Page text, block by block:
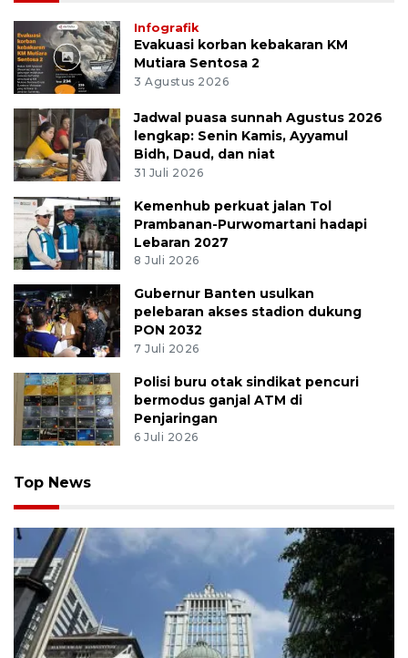
Infografik
Evakuasi korban kebakaran KM
Mutiara Sentosa 2
3 Agustus 2026
Jadwal puasa sunnah Agustus 2026
lengkap: Senin Kamis, Ayyamul
Bidh, Daud, dan niat
31 Juli 2026
Kemenhub perkuat jalan Tol
Prambanan-Purwomartani hadapi
Lebaran 2027
8 Juli 2026
Gubernur Banten usulkan
pelebaran akses stadion dukung
PON 2032
7 Juli 2026
Polisi buru otak sindikat pencuri
bermodus ganjal ATM di
Penjaringan
6 Juli 2026
Top News